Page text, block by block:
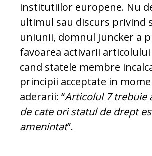
institutiilor europene. Nu
ultimul sau discurs privind
uniunii, domnul Juncker a
favoarea activarii
cand statele membre
principii acceptate in
aderarii: “Articolul 7 trebuie
de cate ori statul de drept
amenintat”.